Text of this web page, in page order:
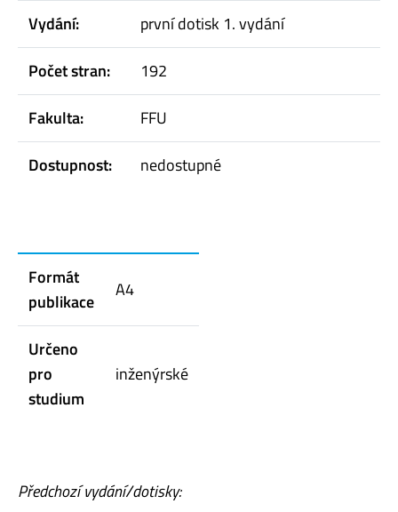
Vydání:
první dotisk 1. vydání
Počet stran:
192
Fakulta:
FFU
Dostupnost:
nedostupné
Formát
publikace
A4
Určeno
pro
studium
inženýrské
Předchozí vydání/dotisky: